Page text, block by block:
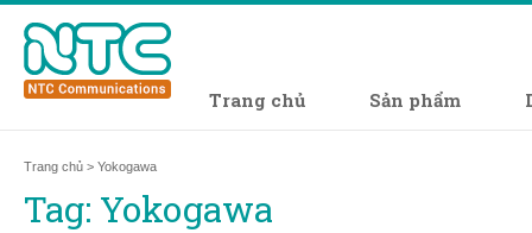
Trang chủ Sản phẩm
Trang chủ > Yokogawa
Tag: Yokogawa